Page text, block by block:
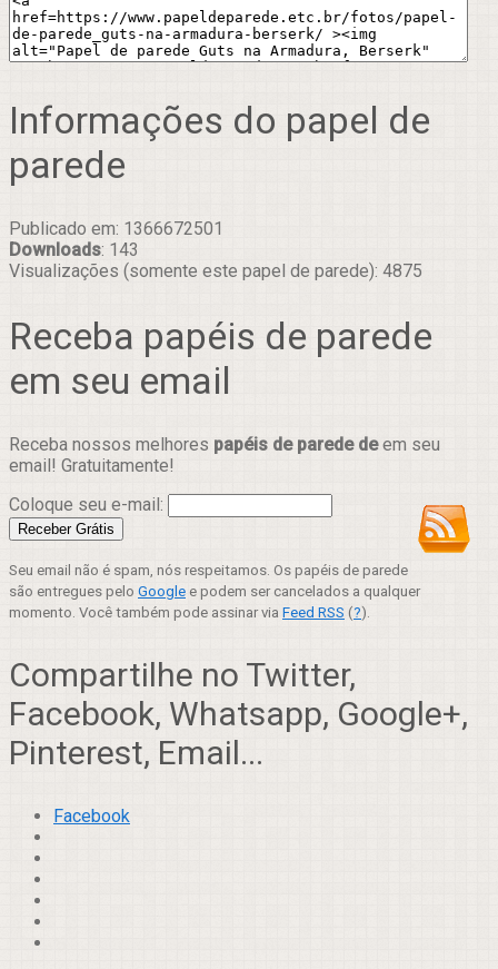
Informações do papel de
parede
Publicado em: 1366672501
Downloads: 143
Visualizações (somente este papel de parede): 4875
Receba papéis de parede
em seu email
Receba nossos melhores papéis de parede deem seu
email! Gratuitamente!
Coloque seu e-mail:
Seu email não é spam, nós respeitamos. Os papéis de parede
são entregues pelo Google e podem ser cancelados a qualquer
momento. Você também pode assinar via Feed RSS (?).
Compartilhe no Twitter,
Facebook, Whatsapp, Google+,
Pinterest, Email...
Facebook